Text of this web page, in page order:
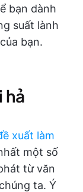
bạn dành
suất lành
bạn.
hả
xuất làm
một số
từ văn
ta. Ý